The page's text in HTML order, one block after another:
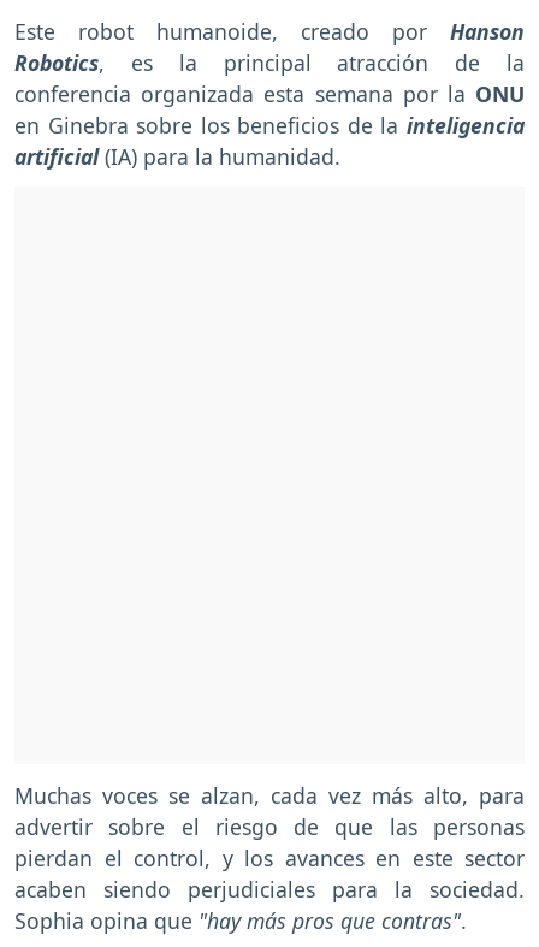
Este robot humanoide, creado por Hanson
Robotics, es la principal atracción de la
conferencia organizada esta semana por la ONU
en Ginebra sobre los beneficios de la inteligencia
artificial(IA) para la humanidad.
Muchas voces se alzan, cada vez más alto, para
advertir sobre el riesgo de que las personas
pierdan el control, y los avances en este sector
acaben siendo perjudiciales para la sociedad.
Sophia opina que "hay más pros que contras".